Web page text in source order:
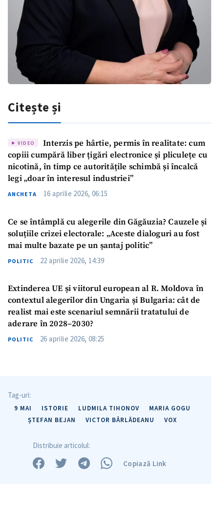
Citește și
VIDEO
Interzis pe hârtie, permis în realitate: cum
copiii cumpără liber țigări electronice și pliculețe cu
nicotină, în timp ce autoritățile schimbă și încalcă
legi „doar în interesul industriei”
ANCHETA 16 aprilie 2026, 06:15
Ce se întâmplă cu alegerile din Găgăuzia? Cauzele și
soluțiile crizei electorale: „Aceste dialoguri au fost
mai multe bazate pe un șantaj politic”
POLITIC 22 aprilie 2026, 14:39
Extinderea UE și viitorul european al R. Moldova în
contextul alegerilor din Ungaria și Bulgaria: cât de
realist mai este scenariul semnării tratatului de
aderare în 2028–2030?
POLITIC 26 aprilie 2026, 08:25
Tag-uri:
9 MAI ISTORIE LUDMILA TIHONOV
MARIA GOGU
ȘTEFAN BEJAN
VICTOR BÂRLĂDEANU VOX
Distribuie articolul:
Copiază Link
acord cu politica de
confidențialitate.
TRIMITE ȘTIREA